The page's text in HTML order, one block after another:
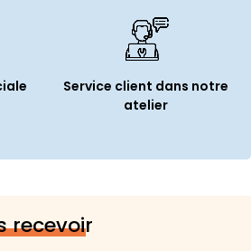
Service client dans notre
atelier
recevoir